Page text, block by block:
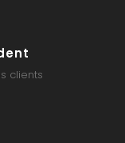
clients